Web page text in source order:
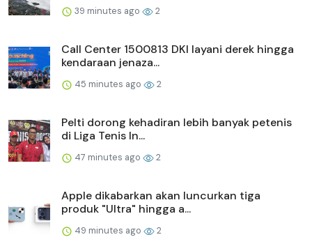
39 minutes ago 2
Call Center 1500813 DKI layani derek hingga
kendaraan jenaza...
45 minutes ago 2
Pelti dorong kehadiran lebih banyak petenis
di Liga Tenis In...
47 minutes ago 2
Apple dikabarkan akan luncurkan tiga
produk "Ultra" hingga a...
49 minutes ago 2